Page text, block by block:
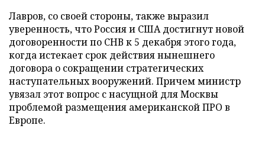
Лавров, со своей стороны, также выразил
уверенность, что Россия и США достигнут новой
договоренности по СНВ к 5 декабря этого года,
когда истекает срок действия нынешнего
договора о сокращении стратегических
наступательных вооружений. Причем министр
увязал этот вопрос с насущной для Москвы
проблемой размещения американской ПРО в
Европе.